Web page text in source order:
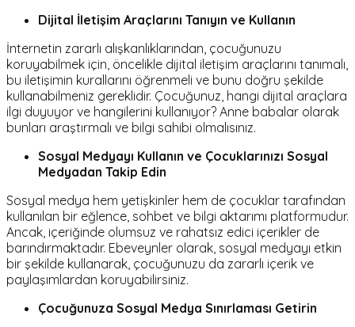
Dijital İletişim Araçlarını Tanıyın ve Kullanın
İnternetin zararlı alışkanlıklarından, çocuğunuzu
koruyabilmek için, öncelikle dijital iletişim araçlarını tanımalı,
bu iletişimin kurallarını öğrenmeli ve bunu doğru şekilde
kullanabilmeniz gereklidir. Çocuğunuz, hangi dijital araçlara
ilgi duyuyor ve hangilerini kullanıyor? Anne babalar olarak
bunları araştırmalı ve bilgi sahibi olmalısınız.
Sosyal Medyayı Kullanın ve Çocuklarınızı Sosyal
Medyadan Takip Edin
Sosyal medya hem yetişkinler hem de çocuklar tarafından
kullanılan bir eğlence, sohbet ve bilgi aktarımı platformudur.
Ancak, içeriğinde olumsuz ve rahatsız edici içerikler de
barındırmaktadır. Ebeveynler olarak, sosyal medyayı etkin
bir şekilde kullanarak, çocuğunuzu da zararlı içerik ve
paylaşımlardan koruyabilirsiniz.
Çocuğunuza Sosyal Medya Sınırlaması Getirin